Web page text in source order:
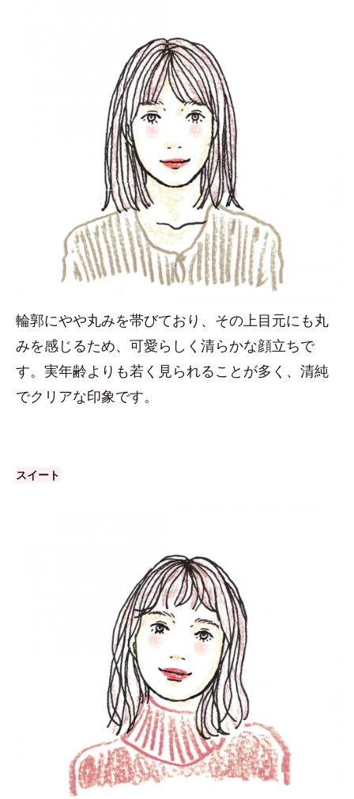
輪郭にやや丸みを帯びており、その上目元にも丸
みを感じるため、可愛らしく清らかな顔立ちで
す。実年齢よりも若く見られることが多く、清純
でクリアな印象です。
スイート